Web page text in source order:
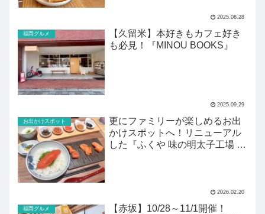
2025.08.28
福岡グルメ
【久留米】本好きもカフェ好き
も必見！『MINOU BOOKS』
2025.09.29
お出かけスポット
更にファミリーが楽しめるお出
かけスポットへ！リニューアル
した『ふくや 味の明太子工場 ハ
2026.02.20
福岡グルメ
【赤坂】10/28～11/1開催！